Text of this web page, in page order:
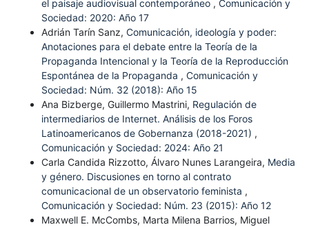
el paisaje audiovisual contemporáneo , Comunicación y
Sociedad: 2020: Año 17
Adrián Tarín Sanz, Comunicación, ideología y poder:
Anotaciones para el debate entre la Teoría de la
Propaganda Intencional y la Teoría de la Reproducción
Espontánea de la Propaganda , Comunicación y
Sociedad: Núm. 32 (2018): Año 15
Ana Bizberge, Guillermo Mastrini, Regulación de
intermediarios de Internet. Análisis de los Foros
Latinoamericanos de Gobernanza (2018-2021) ,
Comunicación y Sociedad: 2024: Año 21
Carla Candida Rizzotto, Álvaro Nunes Larangeira, Media
y género. Discusiones en torno al contrato
comunicacional de un observatorio feminista ,
Comunicación y Sociedad: Núm. 23 (2015): Año 12
Maxwell E. McCombs, Marta Milena Barrios, Miguel